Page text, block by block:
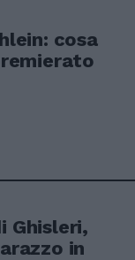
cosa
Ghisleri,
in